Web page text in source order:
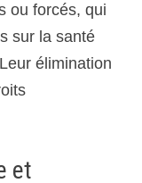
ou forcés, qui
sur la santé
élimination
et